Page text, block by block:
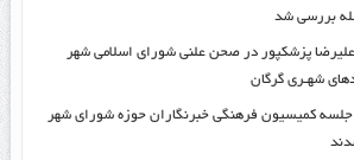
بررسی شد
پزشکپور در صحن علنی شورای اسلامی شهر
شهـری گرگان
جلسه کمیسیون فرهنگی خبرنگاران حوزه شورای شهر